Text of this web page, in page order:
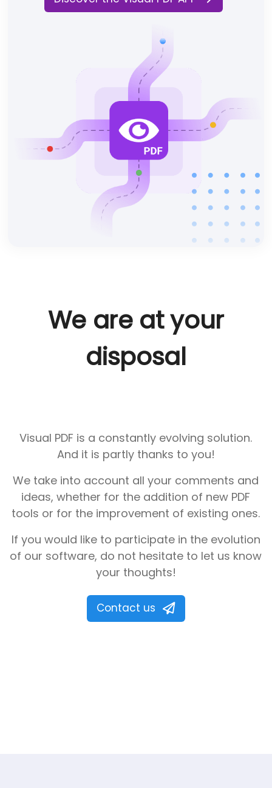
We are at your
disposal
Visual PDF is a constantly evolving solution.
And it is partly thanks to you!
We take into account all your comments and
ideas, whether for the addition of new PDF
tools or for the improvement of existing ones.
If you would like to participate in the evolution
of our software, do not hesitate to let us know
your thoughts!
Contact us